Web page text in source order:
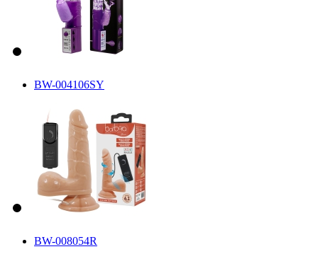
BW-004106SY
BW-008054R